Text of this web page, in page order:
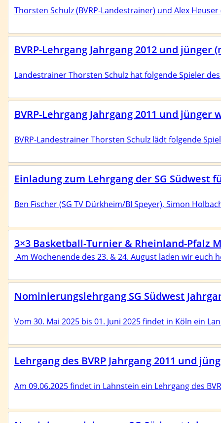
Thorsten Schulz (BVRP-Landestrainer) und Alex
BVRP-Lehrgang Jahrgang 2012 und
Landestrainer Thorsten Schulz hat folgende Spieler
BVRP-Lehrgang Jahrgang 2011 und
BVRP-Landestrainer Thorsten Schulz lädt folgende
Einladung zum Lehrgang der SG
Ben Fischer (SG TV Dürkheim/BI Speyer), Simon
3×3 Basketball-Turnier & Rheinland-Pfalz
Am Wochenende des 23. & 24. August laden wir euch
Nominierungslehrgang SG Südwest
Vom 30. Mai 2025 bis 01. Juni 2025 findet in Köln ein
Lehrgang des BVRP Jahrgang 2011 und
Am 09.06.2025 findet in Lahnstein ein Lehrgang des